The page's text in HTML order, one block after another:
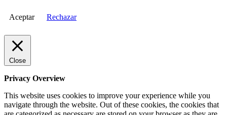
Aceptar Rechazar
Close
Privacy Overview
This website uses cookies to improve your experience while you
navigate through the website. Out of these cookies, the cookies that